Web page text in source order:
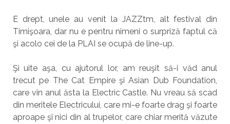
E drept, unele au venit la JAZZtm, alt festival din
Timişoara, dar nu e pentru nimeni o surpriză faptul că
şi acolo cei de la PLAI se ocupă de line-up.
Şi uite aşa, cu ajutorul lor, am reuşit să-i văd anul
trecut pe The Cat Empire şi Asian Dub Foundation,
care vin anul ăsta la Electric Castle. Nu vreau să scad
din meritele Electricului, care mi-e foarte drag şi foarte
aproape şi nici din al trupelor, care chiar merită văzute